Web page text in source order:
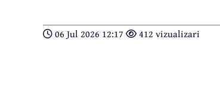
06 Jul 2026 12:17 412 vizualizari